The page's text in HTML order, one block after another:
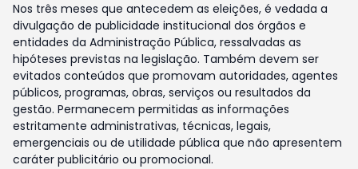
Nos três meses que antecedem as eleições, é vedada a
divulgação de publicidade institucional dos órgãos e
entidades da Administração Pública, ressalvadas as
hipóteses previstas na legislação. Também devem ser
evitados conteúdos que promovam autoridades, agentes
públicos, programas, obras, serviços ou resultados da
gestão. Permanecem permitidas as informações
estritamente administrativas, técnicas, legais,
emergenciais ou de utilidade pública que não apresentem
caráter publicitário ou promocional.